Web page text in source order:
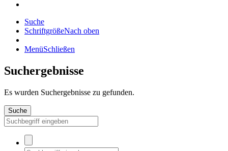
Suche
SchriftgrößeNach oben
MenüSchließen
Suchergebnisse
Es wurden Suchergebnisse zu gefunden.
Suche